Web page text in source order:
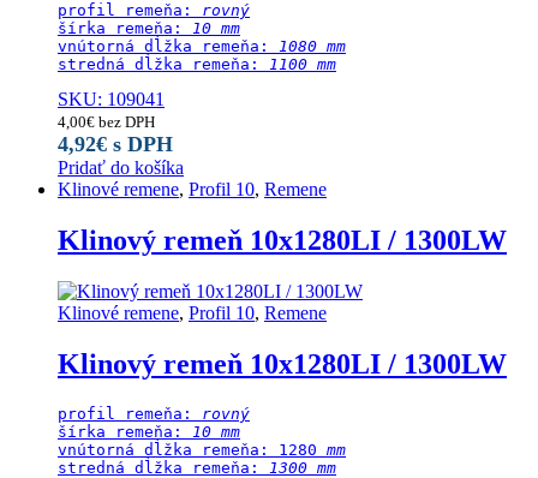
profil remeňa: rovný
šírka remeňa: 10 mm
vnútorná dĺžka remeňa: 1080 mm
stredná dĺžka remeňa:
1100 mm
SKU: 109041
4,00€ bez DPH
4,92€ s DPH
Pridať do košíka
Klinové remene, Profil 10, Remene
Klinový remeň 10x1280LI / 1300LW
Klinové remene, Profil 10, Remene
Klinový remeň 10x1280LI / 1300LW
profil remeňa: rovný
šírka remeňa:
10 mm
vnútorná dĺžka remeňa: 1280 mm
stredná dĺžka remeňa:
1300 mm